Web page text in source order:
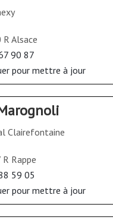
R Alsace
90 87
pour mettre à jour
Clairefontaine
Rappe
59 05
pour mettre à jour